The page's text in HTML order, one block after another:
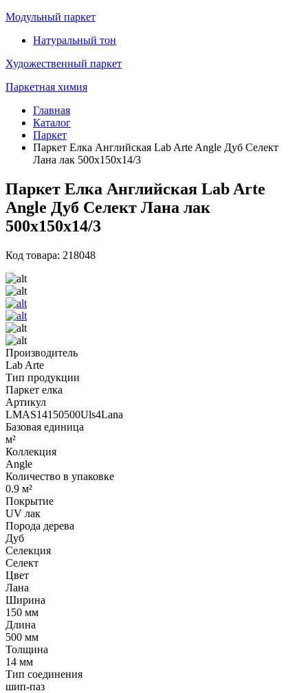
Модульный паркет
Натуральный тон
Художественный паркет
Паркетная химия
Главная
Каталог
Паркет
Паркет Елка Английская Lab Arte Angle Дуб Селект
Лана лак 500х150х14/3
Паркет Елка Английская Lab Arte
Angle Дуб Селект Лана лак
500х150х14/3
Код товара: 218048
Производитель
Lab Arte
Тип продукции
Паркет елка
Артикул
LMAS14150500Uls4Lana
Базовая единица
м²
Коллекция
Angle
Количество в упаковке
0.9 м²
Покрытие
UV лак
Порода дерева
Дуб
Селекция
Селект
Цвет
Лана
Ширина
150 мм
Длина
500 мм
Толщина
14 мм
Тип соединения
шип-паз